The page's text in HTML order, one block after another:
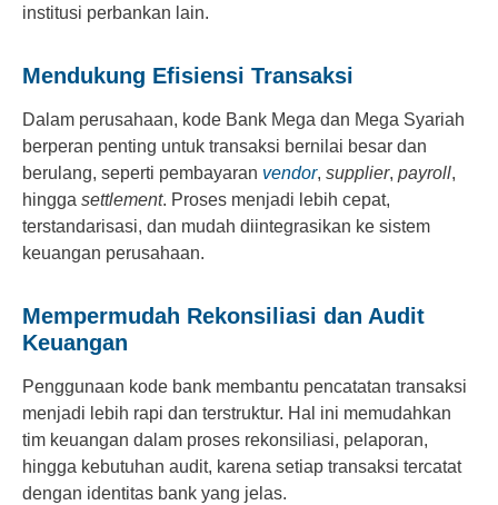
institusi perbankan lain.
Mendukung Efisiensi Transaksi
Dalam perusahaan, kode Bank Mega dan Mega Syariah
berperan penting untuk transaksi bernilai besar dan
berulang, seperti pembayaran vendor, supplier, payroll,
hingga settlement. Proses menjadi lebih cepat,
terstandarisasi, dan mudah diintegrasikan ke sistem
keuangan perusahaan.
Mempermudah Rekonsiliasi dan Audit
Keuangan
Penggunaan kode bank membantu pencatatan transaksi
menjadi lebih rapi dan terstruktur. Hal ini memudahkan
tim keuangan dalam proses rekonsiliasi, pelaporan,
hingga kebutuhan audit, karena setiap transaksi tercatat
dengan identitas bank yang jelas.